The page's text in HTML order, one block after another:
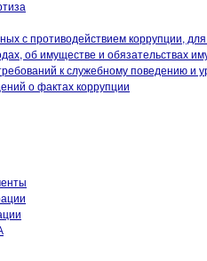
с противодействием коррупции,
об имуществе и обязательствах
к служебному поведению и
о фактах коррупции